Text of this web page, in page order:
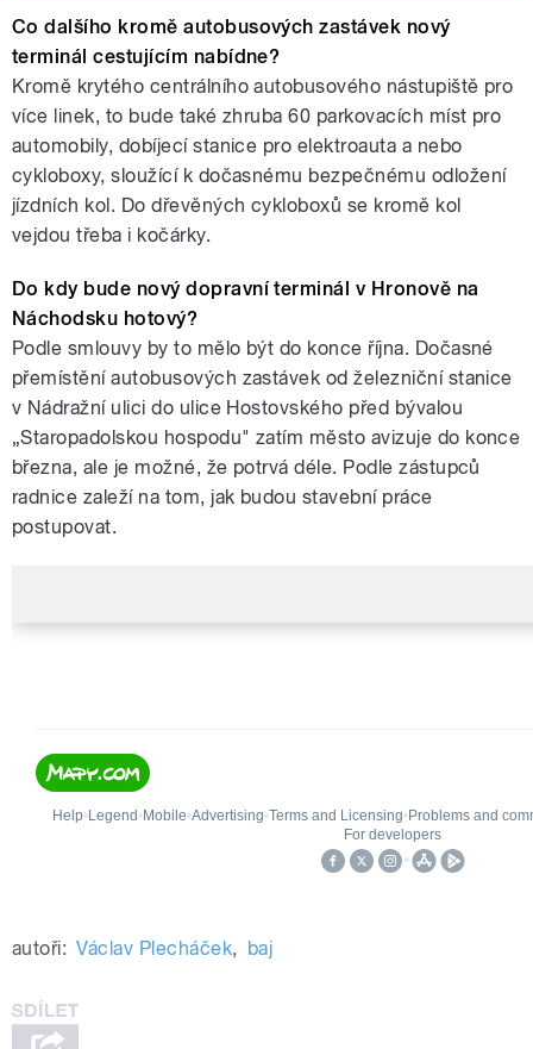
Co dalšího kromě autobusových zastávek nový
terminál cestujícím nabídne?
Kromě krytého centrálního autobusového nástupiště pro
více linek, to bude také zhruba 60 parkovacích míst pro
automobily, dobíjecí stanice pro elektroauta a nebo
cykloboxy, sloužící k dočasnému bezpečnému odložení
jízdních kol. Do dřevěných cykloboxů se kromě kol
vejdou třeba i kočárky.
Do kdy bude nový dopravní terminál v Hronově na
Náchodsku hotový?
Podle smlouvy by to mělo být do konce října. Dočasné
přemístění autobusových zastávek od železniční stanice
v Nádražní ulici do ulice Hostovského před bývalou
„Staropadolskou hospodu" zatím město avizuje do konce
března, ale je možné, že potrvá déle. Podle zástupců
radnice zaleží na tom, jak budou stavební práce
postupovat.
autoři: Václav Plecháček, baj